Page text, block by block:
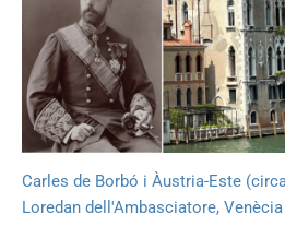
Carles de Borbó i Àustria-Este
Loredan dell'Ambasciatore, Venècia